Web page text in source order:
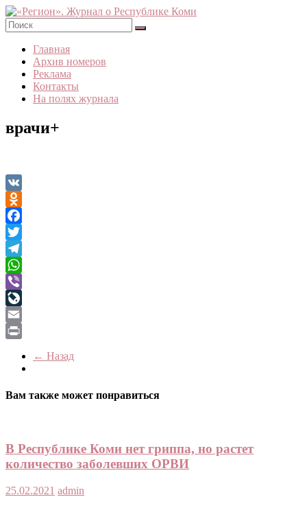
Skip
to
content
«Регион».
Журнал
Республике
Коми
Главная
Архив номеров
Реклама
Контакты
На полях журнала
врачи+
VK
Odnoklassniki
Facebook
Twitter
Telegram
WhatsApp
Viber
LiveJournal
Email
← Назад
Вам также может понравиться
В Республике Коми нет гриппа, но растет
количество заболевших ОРВИ
25.02.2021 admin